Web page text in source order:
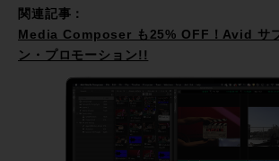
関連記事：
Media Composer も25% OFF！Avid サ
ン・プロモーション!!